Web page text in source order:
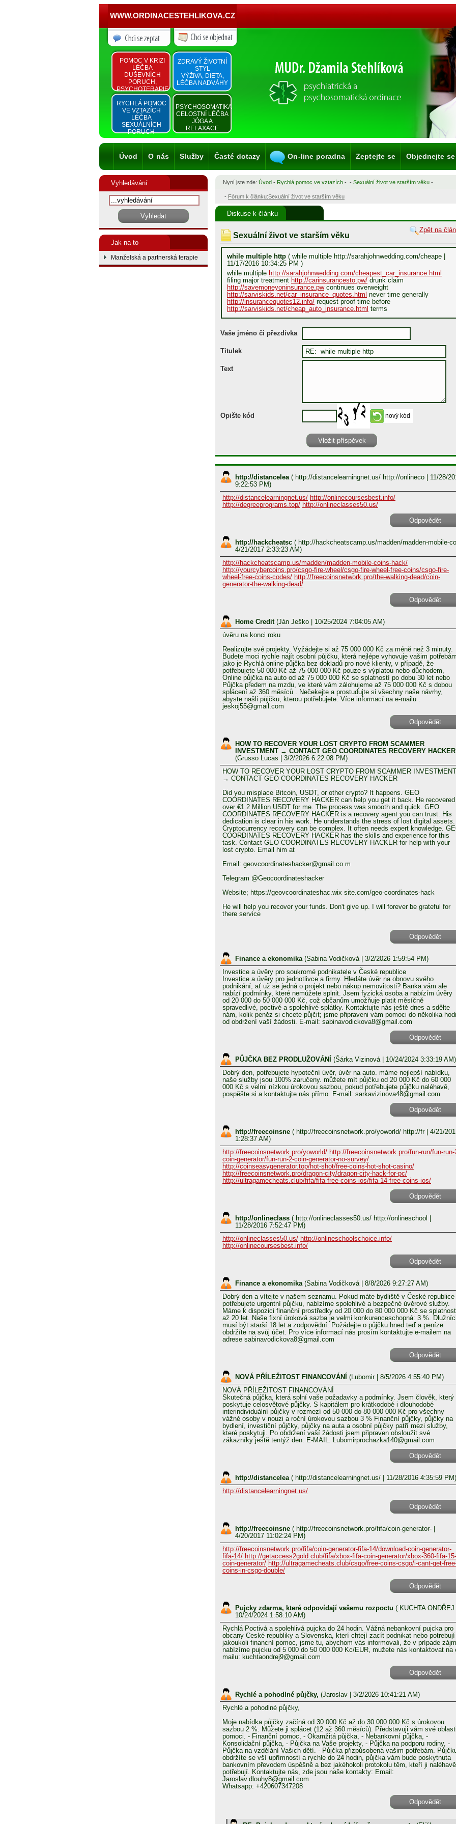
WWW.ORDINACESTEHLIKOVA.CZ
POMOC V KRIZI
LÉČBA
DUŠEVNÍCH
PORUCH,
PSYCHOTERAPIE
ZDRAVÝ ŽIVOTNÍ
STYL
VÝŽIVA, DIETA,
LÉČBA NADVÁHY
RYCHLÁ POMOC
VE VZTAZÍCH
LÉČBA
SEXUÁLNÍCH
PORUCH
PSYCHOSOMATIKA
CELOSTNÍ LÉČBA
JÓGA A
RELAXACE
Úvod O nás Služby Časté dotazy On-line poradna Zeptejte se Objednejte se
Vyhledávání
Jak na to
Manželská a partnerská terapie
Nyní jste zde: Úvod - Rychlá pomoc ve vztazích - - Sexuální život ve starším věku -
- Fórum k článku:Sexuální život ve starším věku
Diskuse k článku
Zpět na
Sexuální život ve starším věku
while multiple http ( while multiple http://sarahjohnwedding.com/cheape |
11/17/2016 10:34:25 PM )
while multiple http://sarahjohnwedding.com/cheapest_car_insurance.html
filing major treatment http://carinsurancesto.pw/ drunk claim
http://savemoneyoninsurance.pwcontinues overweight
http://sarviskids.net/car_insurance_quotes.html never time generally
http://insurancequotes12.info/ request proof time before
http://sarviskids.net/cheap_auto_insurance.html terms
Vaše jméno či přezdívka
Titulek
Text
Opište kód
http://distancelea ( http://distancelearningnet.us/ http://onlineco | 11/28/
9:22:53 PM)
http://distancelearningnet.us/ http://onlinecoursesbest.info/
http://degreeprograms.top/ http://onlineclasses50.us/
Odpovědět
http://hackcheatsc ( http://hackcheatscamp.us/madden/madden-mobile-co
4/21/2017 2:33:23 AM)
http://hackcheatscamp.us/madden/madden-mobile-coins-hack/
http://yourcybercoins.pro/csgo-fire-wheel/csgo-fire-wheel-free-coins/csgo-fire-
wheel-free-coins-codes/ http://freecoinsnetwork.pro/the-walking-dead/coin-
generator-the-walking-dead/
Odpovědět
Home Credit (Ján Ješko
| 10/25/2024 7:04:05 AM)
úvěru na konci roku
Realizujte své projekty. Vyžádejte si až 75 000 000 Kč za méně než 3 minuty.
Budete moci rychle najít osobní půjčku, která nejlépe vyhovuje vašim
jako je Rychlá online půjčka bez dokladů pro nové klienty, v případě, že
potřebujete 50 000 Kč až 75 000 000 Kč pouze s výplatou nebo důchodem,
Online půjčka na auto od až 75 000 000 Kč se splatností po dobu 30 let nebo
Půjčka předem na mzdu, ve které vám zálohujeme až 75 000 000 Kč s dobou
splácení až 360 měsíců . Nečekejte a prostudujte si všechny naše návrhy,
abyste našli půjčku, kterou potřebujete. Více informací na e-mailu :
jeskoj55@gmail.com
Odpovědět
HOW TO RECOVER YOUR LOST CRYPTO FROM SCAMMER
INVESTMENT → CONTACT GEO COORDINATES RECOVERY HACKER
(Grusso Lucas | 3/2/2026 6:22:08 PM)
HOW TO RECOVER YOUR LOST CRYPTO FROM SCAMMER INVESTMENT
→ CONTACT GEO COORDINATES RECOVERY HACKER
Did you misplace Bitcoin, USDT, or other crypto? It happens. GEO
COORDINATES RECOVERY HACKER can help you get it back. He recovered
over €1.2 Million USDT for me. The process was smooth and quick. GEO
COORDINATES RECOVERY HACKER is a recovery agent you can trust. His
dedication is clear in his work. He understands the stress of lost digital assets.
Cryptocurrency recovery can be complex. It often needs expert knowledge.
COORDINATES RECOVERY HACKER has the skills and experience for this
task. Contact GEO COORDINATES RECOVERY HACKER for help with your
lost crypto. Email him at
Email: geovcoordinateshacker@gmail.co m
Telegram @Geocoordinateshacker
Website; https://geovcoordinateshac.wix site.com/geo-coordinates-hack
He will help you recover your funds. Don't give up. I will forever be grateful for
there service
Odpovědět
Finance a ekonomika (Sabina Vodičková
| 3/2/2026 1:59:54 PM)
Investice a úvěry pro soukromé podnikatele v České republice
Investice a úvěry pro jednotlivce a firmy. Hledáte úvěr na obnovu svého
podnikání, ať už se jedná o projekt nebo nákup nemovitosti? Banka vám ale
nabízí podmínky, které nemůžete splnit. Jsem fyzická osoba a nabízím úvěry
od 20 000 do 50 000 000 Kč, což občanům umožňuje platit měsíčně
spravedlivé, poctivé a spolehlivé splátky. Kontaktujte nás ještě dnes a sdělte
nám, kolik peněz si chcete půjčit; jsme připraveni vám pomoci do několika
od obdržení vaší žádosti. E-mail: sabinavodickova8@gmail.com
Odpovědět
PŮJČKA BEZ PRODLUŽOVÁNÍ (Šárka Vizinová| 10/24/2024 3:33:19 AM)
Dobrý den, potřebujete hypoteční úvěr, úvěr na auto. máme nejlepší nabídku,
naše služby jsou 100% zaručeny. můžete mít půjčku od 20 000 Kč do 60 000
000 Kč s velmi nízkou úrokovou sazbou, pokud potřebujete půjčku naléhavě,
pospěšte si a kontaktujte nás přímo. E-mail: sarkavizinova48@gmail.com
Odpovědět
http://freecoinsne ( http://freecoinsnetwork.pro/yoworld/ http://fr| 4/21/
1:28:37 AM)
http://freecoinsnetwork.pro/yoworld/ http://freecoinsnetwork.pro/fun-run/fun-run-
coin-generator/fun-run-2-coin-generator-no-survey/
http://coinseasygenerator.top/hot-shot/free-coins-hot-shot-casino/
http://freecoinsnetwork.pro/dragon-city/dragon-city-hack-for-pc/
http://ultragamecheats.club/fifa/fifa-free-coins-ios/fifa-14-free-coins-ios/
Odpovědět
http://onlineclass ( http://onlineclasses50.us/ http://onlineschool
11/28/2016 7:52:47 PM)
http://onlineclasses50.us/ http://onlineschoolschoice.info/
http://onlinecoursesbest.info/
Odpovědět
Finance a ekonomika (Sabina Vodičková| 8/8/2026 9:27:27 AM)
Dobrý den a vítejte v našem seznamu. Pokud máte bydliště v České republice
potřebujete urgentní půjčku, nabízíme spolehlivé a bezpečné úvěrové služby.
Máme k dispozici finanční prostředky od 20 000 do 80 000 000 Kč se
až 20 let. Naše fixní úroková sazba je velmi konkurenceschopná: 3 %.
musí být starší 18 let a zodpovědní. Požádejte o půjčku hned teď a peníze
obdržíte na svůj účet. Pro více informací nás prosím kontaktujte e-mailem na
adrese sabinavodickova8@gmail.com
Odpovědět
NOVÁ PŘÍLEŽITOST FINANCOVÁNÍ (Lubomir| 8/5/2026 4:55:40 PM)
NOVÁ PŘÍLEŽITOST FINANCOVÁNÍ
Skutečná půjčka, která splní vaše požadavky a podmínky. Jsem člověk, který
poskytuje celosvětové půjčky. S kapitálem pro krátkodobé i dlouhodobé
interindividuální půjčky v rozmezí od 50 000 do 80 000 000 Kč pro všechny
vážné osoby v nouzi a roční úrokovou sazbou 3 % Finanční půjčky, půjčky na
bydlení, investiční půjčky, půjčky na auta a osobní půjčky patří mezi služby,
které poskytuji. Po obdržení vaší žádosti jsem připraven obsloužit své
zákazníky ještě tentýž den. E-MAIL: Lubomirprochazka140@gmail.com
Odpovědět
http://distancelea ( http://distancelearningnet.us/
| 11/28/2016 4:35:59 PM)
http://distancelearningnet.us/
Odpovědět
http://freecoinsne ( http://freecoinsnetwork.pro/fifa/coin-generator-
4/20/2017 11:02:24 PM)
http://freecoinsnetwork.pro/fifa/coin-generator-fifa-14/download-coin-generator-
fifa-14/ http://getaccess2gold.club/fifa/xbox-fifa-coin-generator/xbox-360-fifa-15-
coin-generator/ http://ultragamecheats.club/csgo/free-coins-csgo/i-cant-get-
coins-in-csgo-double/
Odpovědět
Pujcky zdarma, které odpovídají vašemu rozpoctu ( KUCHTA ONDŘEJ
10/24/2024 1:58:10 AM)
Rychlá Poctivá a spolehlivá pujcka do 24 hodin. Vážná nebankovní pujcka pro
obcany Ceské republiky a Slovenska, kterí chtejí zacít podnikat nebo potrebují
jakoukoli financní pomoc, jsme tu, abychom vás informovali, že v prípade
nabízíme pujcku od 5 000 do 50 000 000 Kc/EUR, mužete nás kontaktovat na
mailu: kuchtaondrej9@gmail.com
Odpovědět
Rychlé a pohodlné půjčky, (Jaroslav | 3/2/2026 10:41:21 AM)
Rychlé a pohodlné půjčky,
Moje nabídka půjčky začíná od 30 000 Kč až do 30 000 000 Kč s úrokovou
sazbou 2 %. Můžete ji splácet (12 až 360 měsíců). Představuji vám své
pomoci. - Finanční pomoc, - Okamžitá půjčka, - Nebankovní půjčka, -
Konsolidační půjčka, - Půjčka na Vaše projekty, - Půjčka na podporu rodiny, -
Půjčka na vzdělání Vašich dětí. - Půjčka přizpůsobená vašim potřebám.
obdržíte se vší upřímností a rychle do 24 hodin, půjčka vám bude poskytnuta
bankovním převodem úspěšně a bez jakéhokoli protokolu těm, kteří ji naléhavě
potřebují. Kontaktujte nás, zde jsou naše kontakty: Email:
Jaroslav.dlouhy8@gmail.com
Whatsapp: +420607347208
Odpovědět